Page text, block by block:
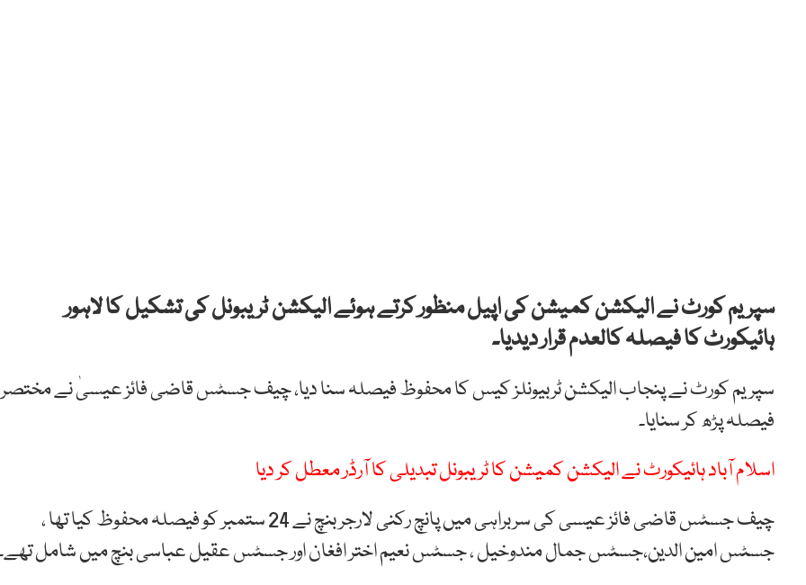
سپریم کورٹ نے الیکشن کمیشن کی اپیل منظور کرتے ہوئے الیکشن ٹریبونل کی تشکیل کا لاہور
ہائیکورٹ کا فیصلہ کالعدم قرار دیدیا۔
سپریم کورٹ نے پنجاب الیکشن ٹربیونلز کیس کا محفوظ فیصلہ سنا دیا، چیف جسٹس قاضی فائز عیسیٰ نے مختصر
فیصلہ پڑھ کر سنایا۔
اسلام آباد ہائیکورٹ نے الیکشن کمیشن کا ٹریبونل تبدیلی کا آرڈر معطل کر دیا
چیف جسٹس قاضی فائز عیسی کی سربراہی میں پانچ رکنی لارجر بنچ نے 24 ستمبر کو فیصلہ محفوظ کیا تھا ،
جسٹس امین الدین،جسٹس جمال مندوخیل ، جسٹس نعیم اختر افغان اور جسٹس عقیل عباسی بنچ میں شامل